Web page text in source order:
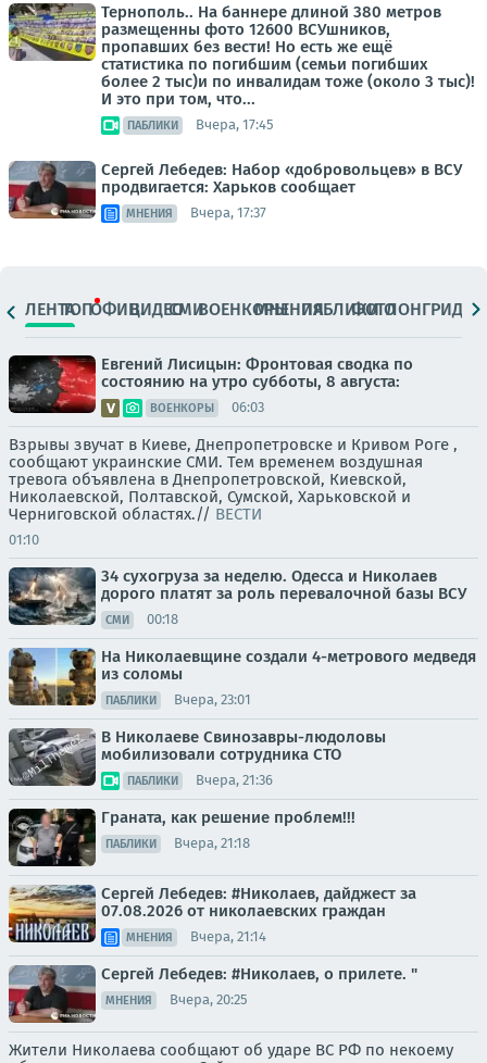
Тернополь.. На баннере длиной 380 метров
размещенны фото 12600 ВСУшников,
пропавших без вести! Но есть же ещё
статистика по погибшим (семьи погибших
более 2 тыс)и по инвалидам тоже (около 3 тыс)!
И это при том, что...
ПАБЛИКИ Вчера, 17:45
Сергей Лебедев: Набор «добровольцев» в ВСУ
продвигается: Харьков сообщает
МНЕНИЯ Вчера, 17:37
ЛЕНТАТОПОФИЦ.ВИДЕОСМИВОЕНКОРЫМНЕНИЯПАБЛИКИ
ФОТОЛОНГРИДЫ
Евгений Лисицын: Фронтовая сводка по
состоянию на утро субботы, 8 августа:
ВОЕНКОРЫ 06:03
Взрывы звучат в Киеве, Днепропетровске и Кривом Роге ,
сообщают украинские СМИ. Тем временем воздушная
тревога объявлена в Днепропетровской, Киевской,
Николаевской, Полтавской, Сумской, Харьковской и
Черниговской областях.// ВЕСТИ
01:10
34 сухогруза за неделю. Одесса и Николаев
дорого платят за роль перевалочной базы ВСУ
СМИ 00:18
На Николаевщине создали 4-метрового медведя
из соломы
ПАБЛИКИ Вчера, 23:01
В Николаеве Свинозавры-людоловы
мобилизовали сотрудника СТО
ПАБЛИКИ Вчера, 21:36
Граната, как решение проблем!!!
ПАБЛИКИ Вчера, 21:18
Сергей Лебедев: #Николаев, дайджест за
07.08.2026 от николаевских граждан
МНЕНИЯ Вчера, 21:14
Сергей Лебедев: #Николаев, о прилете. "
МНЕНИЯ Вчера, 20:25
Жители Николаева сообщают об ударе ВС РФ по некоему